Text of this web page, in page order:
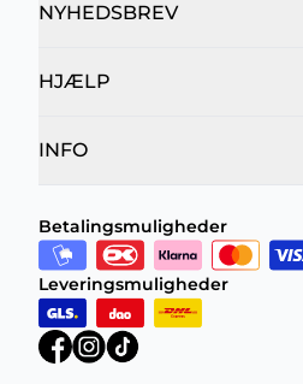
NYHEDSBREV
HJÆLP
INFO
Betalingsmuligheder
Leveringsmuligheder